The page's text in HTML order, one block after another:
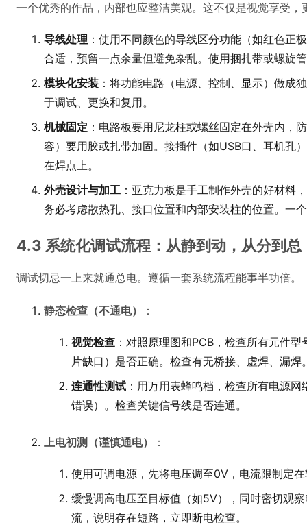
一个优秀的作品，内部也应整洁美观。这不仅是视觉享受，
导线处理 ：使用不同颜色的导线区分功能（如红色正
合适，预留一点余量但避免杂乱。使用捆扎带或螺旋
模块化安装 ：将功能电路（电源、控制、显示）做成
于调试、更换和复用。
机械固定 ：电路板要用尼龙柱或螺丝固定在外壳内，
容）要用胶或扎带加固。接插件（如USB口、耳机孔
在焊点上。
外壳设计与加工 ：亚克力板是手工制作外壳的好材料
务必考虑散热孔、接口位置和内部安装柱的位置。一
4.3 系统化调试流程：从静到动，从分到总
调试切忌一上来就通总电。遵循一套系统流程能事半功倍。
静态检查（不通电） ：
视觉检查 ：对照原理图和PCB，检查所有元件
片缺口）是否正确。检查有无桥接、虚焊、漏焊
连通性测试 ：用万用表蜂鸣档，检查所有电源
错误）。检查关键信号线是否连通。
上电初测（谨慎通电） ：
使用可调电源，先将电压调至0V，电流限制定
缓慢调高电压至目标值（如5V），同时密切观
流，说明存在短路，立即断电检查。